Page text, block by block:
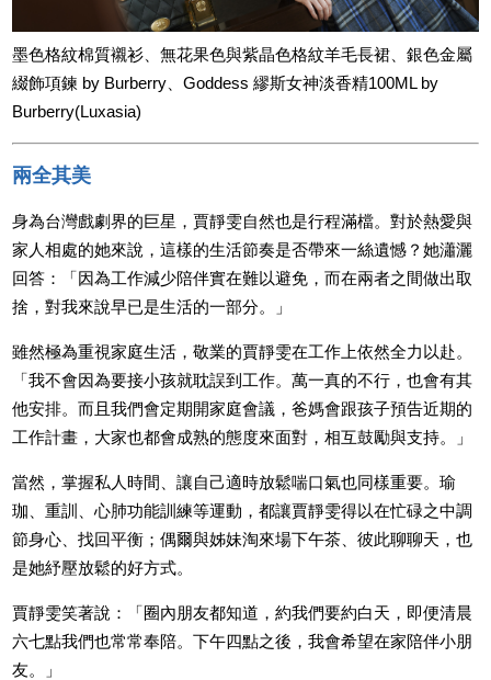
墨色格紋棉質襯衫、無花果色與紫晶色格紋羊毛長裙、銀色金屬
綴飾項鍊 by Burberry、Goddess 繆斯女神淡香精100ML by
Burberry(Luxasia)
兩全其美
身為台灣戲劇界的巨星，賈靜雯自然也是行程滿檔。對於熱愛與
家人相處的她來說，這樣的生活節奏是否帶來一絲遺憾？她瀟灑
回答：「因為工作減少陪伴實在難以避免，而在兩者之間做出取
捨，對我來說早已是生活的一部分。」
雖然極為重視家庭生活，敬業的賈靜雯在工作上依然全力以赴。
「我不會因為要接小孩就耽誤到工作。萬一真的不行，也會有其
他安排。而且我們會定期開家庭會議，爸媽會跟孩子預告近期的
工作計畫，大家也都會成熟的態度來面對，相互鼓勵與支持。」
當然，掌握私人時間、讓自己適時放鬆喘口氣也同樣重要。瑜
珈、重訓、心肺功能訓練等運動，都讓賈靜雯得以在忙碌之中調
節身心、找回平衡；偶爾與姊妹淘來場下午茶、彼此聊聊天，也
是她紓壓放鬆的好方式。
賈靜雯笑著說：「圈內朋友都知道，約我們要約白天，即便清晨
六七點我們也常常奉陪。下午四點之後，我會希望在家陪伴小朋
友。」